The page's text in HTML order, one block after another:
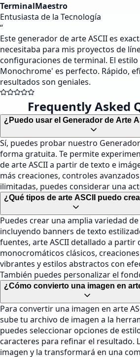
TerminalMaestro
Entusiasta de la Tecnología
“
Este generador de arte ASCII es
necesitaba para mis proyectos de
configuraciones de terminal. El estilo
Monochrome' es perfecto. Rápido,
resultados son geniales.
Frequently Asked
¿Puedo usar el Generador de Arte
Sí, puedes probar nuestro
forma gratuita. Te permite
de arte ASCII a partir de texto e
más creaciones, controles
ilimitadas, puedes considerar una
¿Qué tipos de arte ASCII puedo
Puedes crear una amplia variedad de
incluyendo banners de texto
fuentes, arte ASCII detallado a partir
monocromáticos clásicos,
vibrantes y estilos abstractos con
También puedes personalizar el
¿Cómo convierto una imagen en
Para convertir una imagen en arte
sube tu archivo de imagen a la
puedes seleccionar opciones de
caracteres para refinar el resultado.
imagen y la transformará en una